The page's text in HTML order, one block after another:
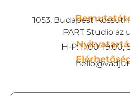
1053, Budapest Kossuth
PART Studio az
H-P: 11:00-19:00,